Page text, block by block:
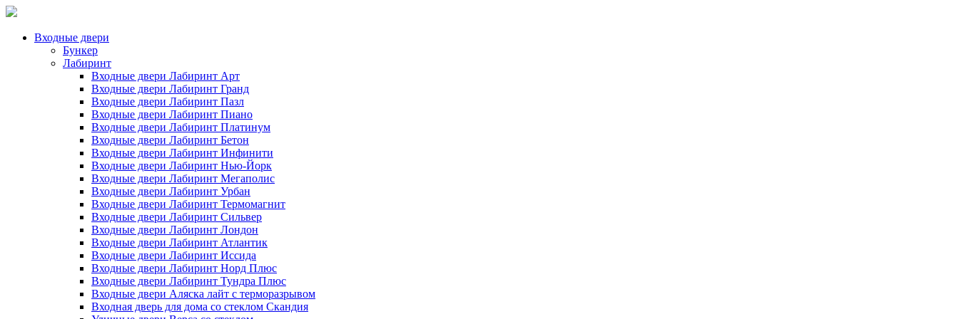
Входные двери
Бункер
Лабиринт
Входные двери Лабиринт Арт
Входные двери Лабиринт Гранд
Входные двери Лабиринт Пазл
Входные двери Лабиринт Пиано
Входные двери Лабиринт Платинум
Входные двери Лабиринт Бетон
Входные двери Лабиринт Инфинити
Входные двери Лабиринт Нью-Йорк
Входные двери Лабиринт Мегаполис
Входные двери Лабиринт Урбан
Входные двери Лабиринт Термомагнит
Входные двери Лабиринт Сильвер
Входные двери Лабиринт Лондон
Входные двери Лабиринт Атлантик
Входные двери Лабиринт Иссида
Входные двери Лабиринт Норд Плюс
Входные двери Лабиринт Тундра Плюс
Входные двери Аляска лайт с терморазрывом
Входная дверь для дома со стеклом Скандия